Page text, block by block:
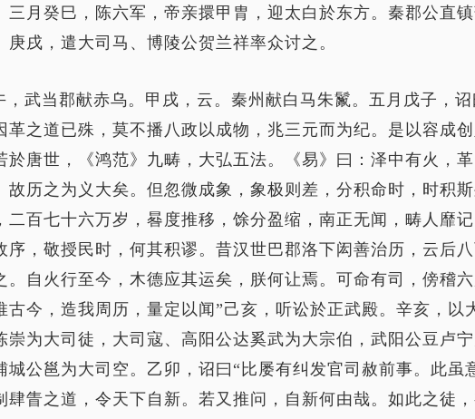
三月癸巳，陈六军，帝亲擐甲胄，迎太白於东方。秦郡公直镇
庚戌，遣大司马、博陵公贺兰祥率众讨之。
，武当郡献赤乌。甲戌，云。秦州献白马朱鬣。五月戊子，诏
革之道已殊，莫不播八政以成物，兆三元而为纪。是以容成
於唐世，《鸿范》九畴，大弘五法。《易》曰：泽中有火，
故历之为义大矣。但忽微成象，象极则差，分积命时，时积
二百七十六万岁，晷度推移，馀分盈缩，南正无闻，畴人靡
序，敬授民时，何其积谬。昔汉世巴郡洛下闳善治历，云后八
。自火行至今，木德应其运矣，朕何让焉。可命有司，傍稽
古今，造我周历，量定以闻”己亥，听讼於正武殿。辛亥，以
崇为大司徒，大司寇、高阳公达奚武为大宗伯，武阳公豆卢宁
城公邕为大司空。乙卯，诏曰“比屡有纠发官司赦前事。此虽
肆眚之道，令天下自新。若又推问，自新何由哉。如此之徒